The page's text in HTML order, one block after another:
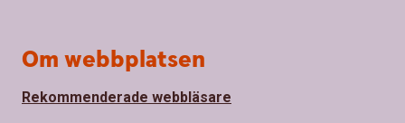
Om webbplatsen
Rekommenderade webbläsare